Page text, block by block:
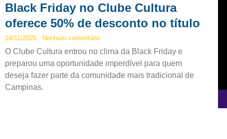
Black Friday no Clube Cultura
oferece 50% de desconto no título
14/11/2025 Nenhum comentário
O Clube Cultura entrou no clima da Black Friday e
preparou uma oportunidade imperdível para quem
deseja fazer parte da comunidade mais tradicional de
Campinas.